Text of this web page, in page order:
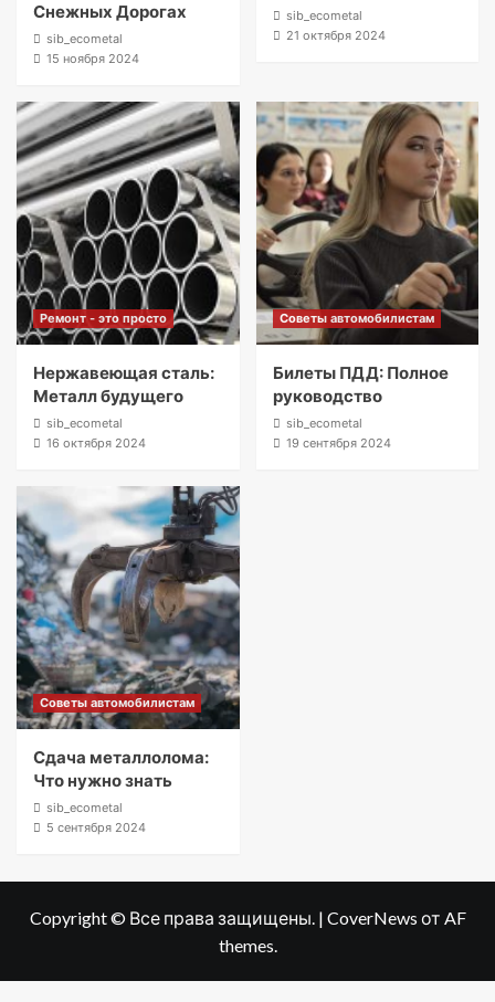
Снежных Дорогах
sib_ecometal
15 ноября 2024
sib_ecometal
21 октября 2024
Ремонт - это просто
Нержавеющая сталь:
Металл будущего
sib_ecometal
16 октября 2024
Советы автомобилистам
Билеты ПДД: Полное
руководство
sib_ecometal
19 сентября 2024
Советы автомобилистам
Сдача металлолома:
Что нужно знать
sib_ecometal
5 сентября 2024
Copyright © Все права защищены. | CoverNews от AF
themes.